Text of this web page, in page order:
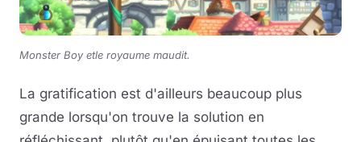
Monster Boy etle royaume maudit.
La gratification est d'ailleurs beaucoup plus
grande lorsqu'on trouve la solution en